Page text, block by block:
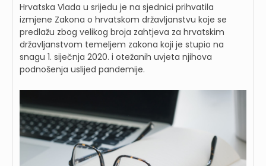
Hrvatska Vlada u srijedu je na sjednici prihvatila
izmjene Zakona o hrvatskom državljanstvu koje se
predlažu zbog velikog broja zahtjeva za hrvatskim
državljanstvom temeljem zakona koji je stupio na
snagu 1. siječnja 2020. i otežanih uvjeta njihova
podnošenja uslijed pandemije.